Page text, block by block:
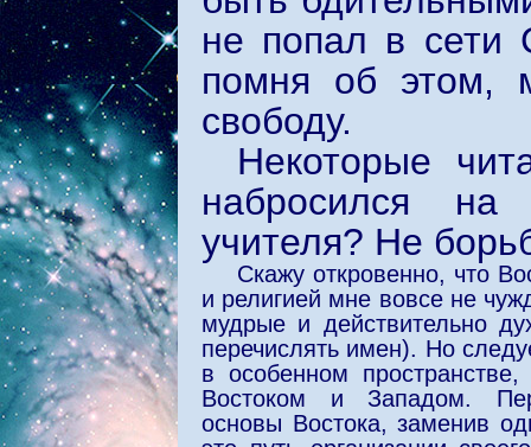
не попал в сети
помня об этом,
свободу.
Некоторые
набросился на
учителя? Не
Скажу откровенно, что
и религией мне вовсе не
мудрые и действительно
перечислять имен). Но
в особенном
Востоком и Западом.
основы Востока, заменив